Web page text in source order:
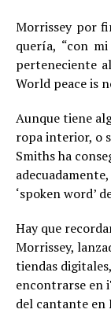
Morrissey por
quería, “con
perteneciente
World peace is
Aunque tiene
ropa interior, o
Smiths ha
‘spoken word’
Hay que
Morrissey,
tiendas
encontrarse en
del cantante en